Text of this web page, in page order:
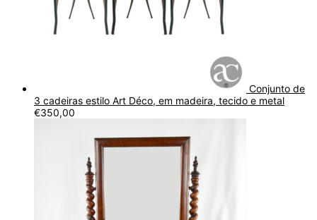
Conjunto de
3 cadeiras estilo Art Déco, em madeira, tecido e metal
€350,00